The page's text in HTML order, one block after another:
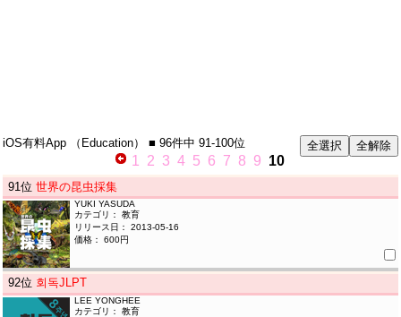
iOS有料App （Education） ■ 96件中 91-100位
1 2 3 4 5 6 7 8 9 10
91位世界の昆虫採集
YUKI YASUDA
カテゴリ： 教育
リリース日： 2013-05-16
価格： 600円
92位 회독JLPT
LEE YONGHEE
カテゴリ： 教育